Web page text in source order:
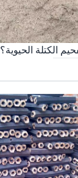
الكتلة الحيوية؟